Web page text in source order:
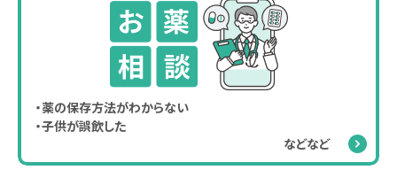
・薬の保存方法がわからない
・子供が誤飲した
などなど